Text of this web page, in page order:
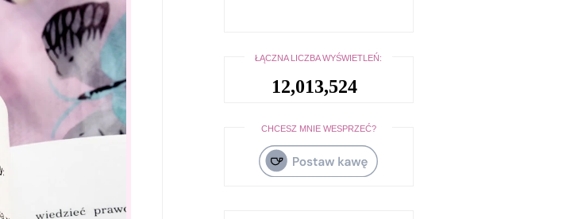
ŁĄCZNA LICZBA WYŚWIETLEŃ:
12,013,524
CHCESZ MNIE WESPRZEĆ?